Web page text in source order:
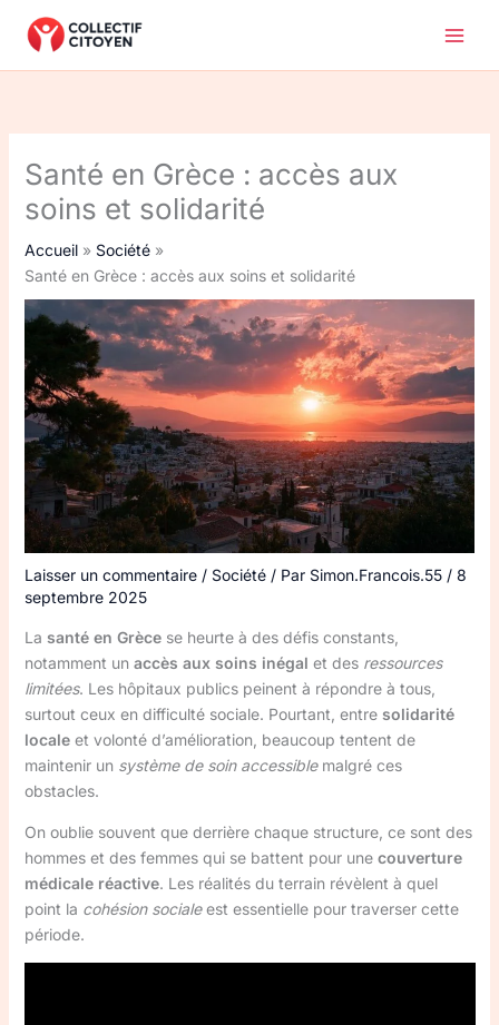
Santé en Grèce : accès aux
soins et solidarité
Accueil
Société
Santé en Grèce : accès aux soins et solidarité
Laisser un commentaire / Société/ Par Simon.Francois.55 / 8
septembre 2025
La santé en Grècese heurte à des défis constants,
notamment un accès aux soins inégal et des ressources
limitées. Les hôpitaux publics peinent à répondre à tous,
surtout ceux en difficulté sociale. Pourtant, entre solidarité
localeet volonté d’amélioration, beaucoup tentent de
maintenir un système de soin accessiblemalgré ces
obstacles.
On oublie souvent que derrière chaque structure, ce sont des
hommes et des femmes qui se battent pour une couverture
médicale réactive. Les réalités du terrain révèlent à quel
point la cohésion socialeest essentielle pour traverser cette
période.